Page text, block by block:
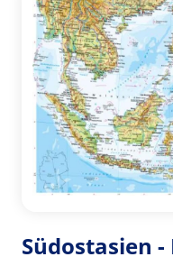
Südostasien